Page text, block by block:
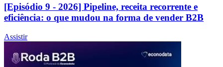
[Episódio 9 - 2026] Pipeline, receita recorrente e
eficiência: o que mudou na forma de vender B2B
Assistir